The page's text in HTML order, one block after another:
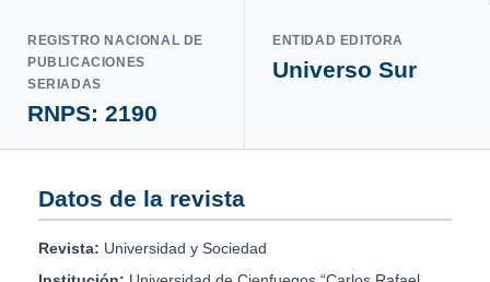
REGISTRO NACIONAL DE
PUBLICACIONES
SERIADAS
RNPS: 2190
ENTIDAD EDITORA
Universo Sur
Datos de la revista
Revista: Universidad y Sociedad